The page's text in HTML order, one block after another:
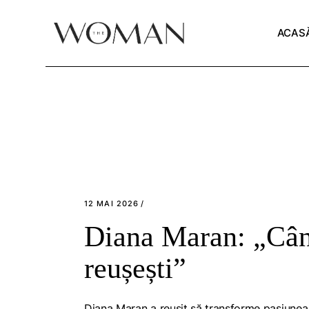
12 MAI 2026
Diana Maran:
reușești”